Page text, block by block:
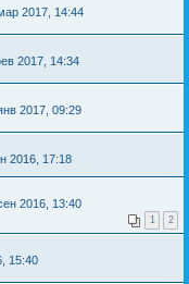
2017, 14:44
2017, 14:34
2017, 09:29
2016, 17:18
2016, 13:40
1 2
15:40